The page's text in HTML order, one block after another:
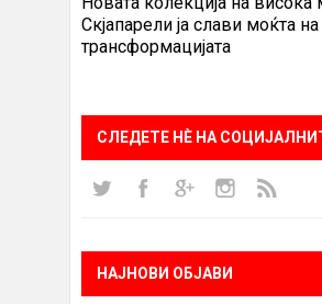
Скјапарели ја слави моќта на
трансформацијата
СЛЕДЕТЕ НÈ НА
НАЈНОВИ ОБЈАВИ